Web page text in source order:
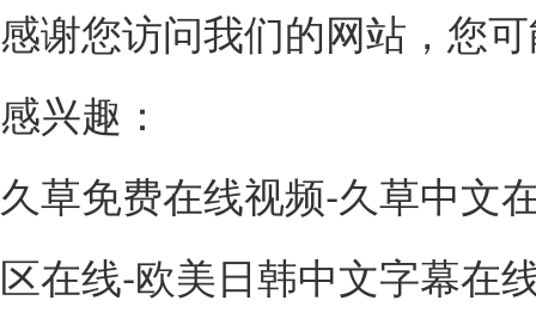
感谢您访问我们的网站，您
感兴趣：
久草免费在线视频-久草中文
区在线-欧美日韩中文字幕在